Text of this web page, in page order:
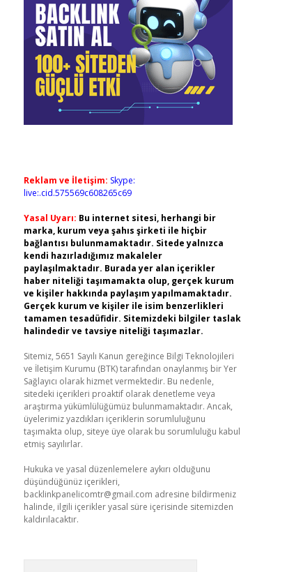
Reklam ve İletişim: Skype:
live:.cid.575569c608265c69
Yasal Uyarı: Bu internet sitesi, herhangi bir
marka, kurum veya şahıs şirketi ile hiçbir
bağlantısı bulunmamaktadır. Sitede yalnızca
kendi hazırladığımız makaleler
paylaşılmaktadır. Burada yer alan içerikler
haber niteliği taşımamakta olup, gerçek kurum
ve kişiler hakkında paylaşım yapılmamaktadır.
Gerçek kurum ve kişiler ile isim benzerlikleri
tamamen tesadüfidir. Sitemizdeki bilgiler taslak
halindedir ve tavsiye niteliği taşımazlar.
Sitemiz, 5651 Sayılı Kanun gereğince Bilgi Teknolojileri
ve İletişim Kurumu (BTK) tarafından onaylanmış bir Yer
Sağlayıcı olarak hizmet vermektedir. Bu nedenle,
sitedeki içerikleri proaktif olarak denetleme veya
araştırma yükümlülüğümüz bulunmamaktadır. Ancak,
üyelerimiz yazdıkları içeriklerin sorumluluğunu
taşımakta olup, siteye üye olarak bu sorumluluğu kabul
etmiş sayılırlar.
Hukuka ve yasal düzenlemelere aykırı olduğunu
düşündüğünüz içerikleri,
backlinkpanelicomtr@gmail.com adresine bildirmeniz
halinde, ilgili içerikler yasal süre içerisinde sitemizden
kaldırılacaktır.